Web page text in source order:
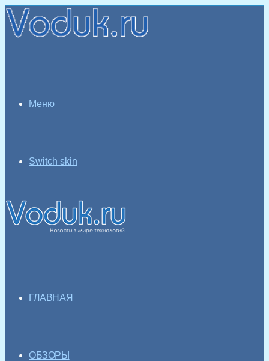
Меню
Switch skin
ГЛАВНАЯ
ОБЗОРЫ